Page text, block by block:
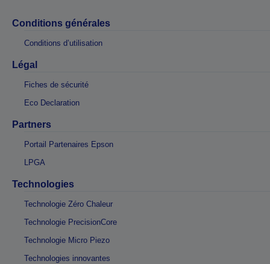
Conditions générales
Conditions d’utilisation
Légal
Fiches de sécurité
Eco Declaration
Partners
Portail Partenaires Epson
LPGA
Technologies
Technologie Zéro Chaleur
Technologie PrecisionCore
Technologie Micro Piezo
Technologies innovantes